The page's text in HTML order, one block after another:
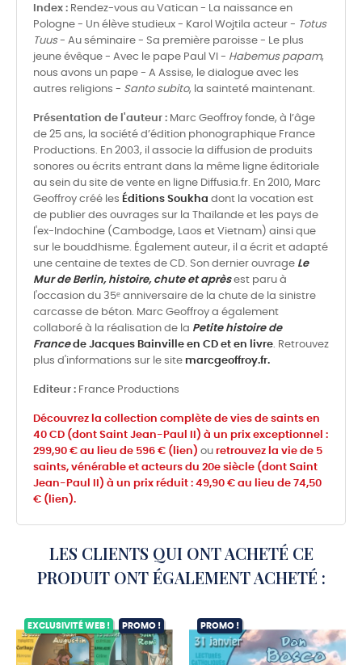
Index : Rendez-vous au Vatican - La naissance en
Pologne - Un élève studieux - Karol Wojtila acteur - Totus
Tuus- Au séminaire - Sa première paroisse - Le plus
jeune évêque - Avec le pape Paul VI - Habemus papam,
nous avons un pape - A Assise, le dialogue avec les
autres religions - Santo subito, la sainteté maintenant.
Présentation de l'auteur : Marc Geoffroy fonde, à l’âge
de 25 ans, la société d’édition phonographique France
Productions. En 2003, il associe la diffusion de produits
sonores ou écrits entrant dans la même ligne éditoriale
au sein du site de vente en ligne Diffusia.fr. En 2010, Marc
Geoffroy créé les Éditions Soukha dont la vocation est
de publier des ouvrages sur la Thaïlande et les pays de
l'ex-Indochine (Cambodge, Laos et Vietnam) ainsi que
sur le bouddhisme. Également auteur, il a écrit et adapté
une centaine de textes de CD. Son dernier ouvrage Le
Mur de Berlin, histoire, chute et après est paru à
l'occasion du 35ᵉ anniversaire de la chute de la sinistre
carcasse de béton. Marc Geoffroy a également
collaboré à la réalisation de la Petite histoire de
Francede Jacques Bainville en CD et en livre. Retrouvez
plus d'informations sur le site marcgeoffroy.fr.
Editeur : France Productions
Découvrez la collection complète de vies de saints en
40 CD (dont Saint Jean-Paul II) à un prix exceptionnel :
299,90 € au lieu de 596 € (lien) ou retrouvez la vie de 5
saints, vénérable et acteurs du 20e siècle (dont Saint
Jean-Paul II) à un prix réduit : 49,90 € au lieu de 74,50
€ (lien).
LES CLIENTS QUI ONT ACHETÉ CE
PRODUIT ONT ÉGALEMENT ACHETÉ :
EXCLUSIVITÉ WEB ! PROMO ! PROMO !